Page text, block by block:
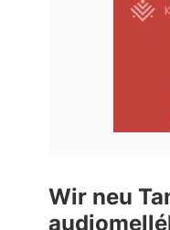
Wir neu